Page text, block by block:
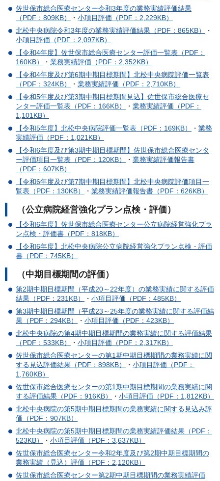
佐世保市総合医療センター令和3年度の業務実績評価結果
（PDF：809KB）
・ 小項目評価（PDF：2,229KB）
北松中央病院令和3年度の業務実績評価結果（PDF：865KB）
・
小項目評価（PDF：2,097KB）
【令和4年度】佐世保市総合医療センター評価一覧表（PDF：
160KB）
・ 業務実績評価（PDF：2,352KB）
【令和4年度及び第6期中期目標期間】北松中央病院評価一覧表
（PDF：324KB）
・ 業務実績評価（PDF：2,710KB）
【令和5年度及び第3期中期目標期間見込】佐世保市総合医療セ
ンター評価一覧表（PDF：166KB）
・ 業務実績評価（PDF：
1,101KB）
【令和5年度】北松中央病院評価一覧表（PDF：169KB）
・ 業務
実績評価（PDF：1,021KB）
【令和6年度及び第3期中期目標期間】佐世保市総合医療センタ
ー評価項目一覧表（PDF：120KB）
・ 業務実績評価報告書
（PDF：607KB）
【令和6年度及び第7期中期目標期間】北松中央病院評価項目一
覧表（PDF：130KB）
・ 業務実績評価報告書（PDF：626KB）
（公立病院経営強化プラン点検・評価）
【令和6年度】佐世保市総合医療センター公立病院経営強化プラ
ン点検・評価書（PDF：818KB）
【令和6年度】北松中央病院公立病院経営強化プラン点検・評価
書（PDF：745KB）
（中期目標期間の評価）
第2期中期目標期間（平成20～22年度）の業務実績に関する評価
結果（PDF：231KB）
・ 小項目評価（PDF：485KB）
第3期中期目標期間（平成23～25年度の業務実績に関する評価結
果（PDF：294KB）
・ 小項目評価（PDF：423KB）
北松中央病院の第4期中期目標期間の業務実績に関する評価結果
（PDF：533KB）
・ 小項目評価（PDF：2,317KB）
佐世保市総合医療センターの第1期中期目標期間の業務実績に関
する見込評価結果（PDF：898KB）
・ 小項目評価（PDF：
1,760KB）
佐世保市総合医療センターの第1期中期目標期間の業務実績に関
する評価結果（PDF：916KB）
・ 小項目評価（PDF：1,812KB）
北松中央病院の第5期中期目標期間の業務実績に関する見込み評
価（PDF：907KB）
北松中央病院の第5期中期目標期間の業務実績評価結果（PDF：
523KB）
・ 小項目評価（PDF：3,637KB）
佐世保市総合医療センター令和2年度及び第2期中期目標期間の
業務実績（見込）評価（PDF：2,120KB）
佐世保市総合医療センター第2期中期目標期間の業務実績評価